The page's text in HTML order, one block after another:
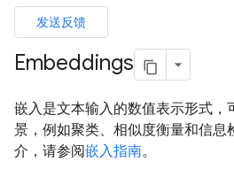
发送反馈
Embeddings
嵌入是文本输入的数值表示形式，
景，例如聚类、相似度衡量和信息
介，请参阅嵌入指南。